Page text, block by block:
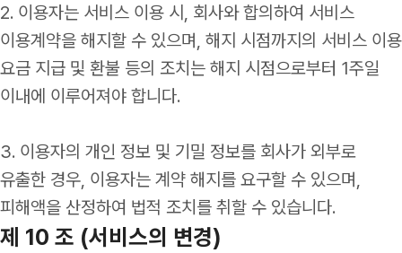
2. 이용자는 서비스 이용 시, 회사와 합의하여 서비스
이용계약을 해지할 수 있으며, 해지 시점까지의 서비스 이용
요금 지급 및 환불 등의 조치는 해지 시점으로부터 1주일
이내에 이루어져야 합니다.
3. 이용자의 개인 정보 및 기밀 정보를 회사가 외부로
유출한 경우, 이용자는 계약 해지를 요구할 수 있으며,
피해액을 산정하여 법적 조치를 취할 수 있습니다.
제 10 조 (서비스의 변경)